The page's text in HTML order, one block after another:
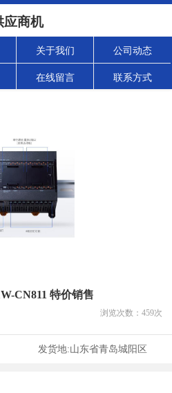
应商机
关于我们 公司动态
在线留言 联系方式
CN811 特价销售
浏览次数： 459次
发货地:山东省青岛城阳区